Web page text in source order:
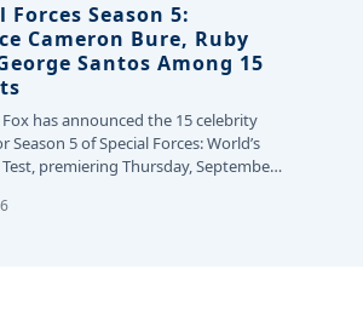
Forces Season 5:
Cameron Bure, Ruby
Santos Among 15
Fox has announced the 15 celebrity
Season 5 of Special Forces: World’s
premiering Thursday, September